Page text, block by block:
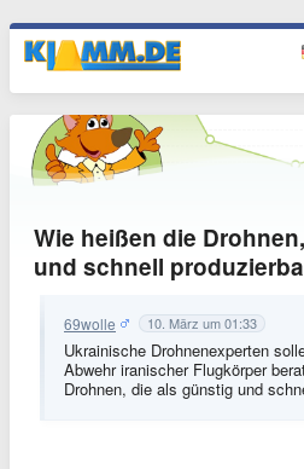
Wie heißen die
und schnell
69wolle 10. März um 01:33
Ukrainische Drohnenexperten
Abwehr iranischer Flugkörper
Drohnen, die als günstig und